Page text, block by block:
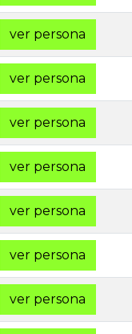
ver persona
ver persona
ver persona
ver persona
ver persona
ver persona
ver persona